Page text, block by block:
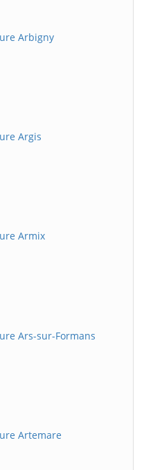
Arbigny
Argis
Armix
Ars-sur-Formans
Artemare